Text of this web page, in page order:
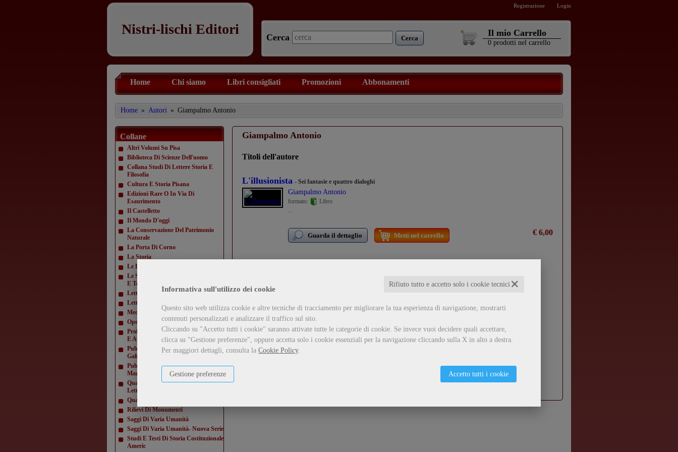
Informativa sull'utilizzo dei cookie ✕
Rifiuto tutto e accetto solo i cookie tecnici
Questo sito web utilizza cookie e altre tecniche di tracciamento per migliorare la tua esperienza di navigazione, mostrarti
contenuti personalizzati e analizzare il traffico sul sito.
Cliccando su "Accetto tutti i cookie" saranno attivate tutte le categorie di cookie. Se invece vuoi decidere quali accettare,
clicca su "Gestione preferenze", oppure accetta solo i cookie essenziali per la navigazione cliccando sulla X in alto a destra.
Per maggiori dettagli, consulta la Cookie Policy.
Accetto tutti i cookie
Gestione preferenze
Registrazione Login
Nistri-lischi Editori
Cerca Cerca
Il mio Carrello
0 prodotti nel carrello
Home Chi siamo Libri consigliati Promozioni Abbonamenti
Home » Autori » Giampalmo Antonio
Collane
Altri Volumi Su Pisa
Biblioteca Di Scienze Dell'uomo
Collana Studi Di Lettere Storia E
Filosofia
Cultura E Storia Pisana
Edizioni Rare O In Via Di
Esaurimento
Il Castelletto
Il Mondo D'oggi
La Conservazione Del Patrimonio
Naturale
La Porta Di Corno
La Storia
Le Lettere E Le Arti
Le Scienze E La Diffusione Scientifica
E Tecn
Letteratura Americana
Letture Varie
Mediamorfosi
Opere Di Giacomo Matteotti
Profili E Studi Di Letteratura Inglese
E Amer
Pubblicazioni Della Domus
Galilaeana
Pubblicazioni Della Domus
Mazziniana
Quaderni Dell'Istituto Di Lingua E
Letteratur
Quaderni Della Direzione
Rilievi Di Monumenti
Saggi Di Varia Umanità
Saggi Di Varia Umanità- Nuova Serie
Studi E Testi Di Storia Costituzionale
Americ
Giampalmo Antonio
Titoli dell'autore
L'illusionista - Sei fantasie e quattro dialoghi
Giampalmo Antonio
formato:
Libro
...
€ 6,00
Guarda il dettaglio Metti nel carrello